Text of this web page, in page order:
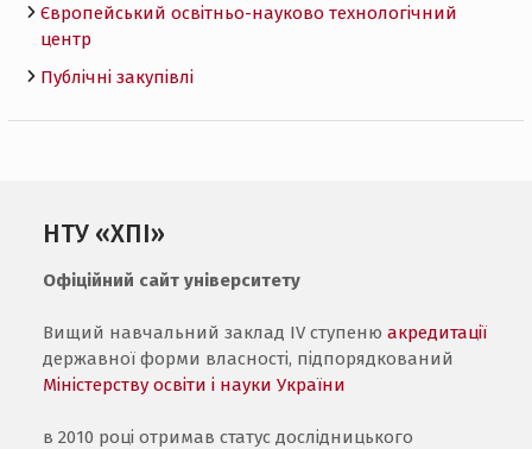
Європейський освітньо-науково технологічний
центр
Публічні закупівлі
НТУ «ХПІ»
Офіційний сайт університету
Вищий навчальний заклад IV ступенюакредитації
державної форми власності, підпорядкований
Міністерству освіти і науки України
в 2010 році отримав статус дослідницького